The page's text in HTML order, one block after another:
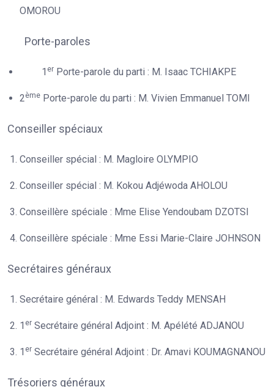
OMOROU
Porte-paroles
1 er Porte-parole du parti : M. Isaac TCHIAKPE
2ème Porte-parole du parti : M. Vivien Emmanuel TOMI
Conseiller spéciaux
Conseiller spécial : M. Magloire OLYMPIO
Conseiller spécial : M. Kokou Adjéwoda AHOLOU
Conseillère spéciale : Mme Elise Yendoubam DZOTSI
Conseillère spéciale : Mme Essi Marie-Claire JOHNSON
Secrétaires généraux
Secrétaire général : M. Edwards Teddy MENSAH
1 er Secrétaire général Adjoint : M. Apélété ADJANOU
1 er Secrétaire général Adjoint : Dr. Amavi KOUMAGNANOU
Trésoriers généraux